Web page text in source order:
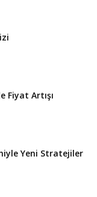
Fiyat Artışı
Yeni Stratejiler